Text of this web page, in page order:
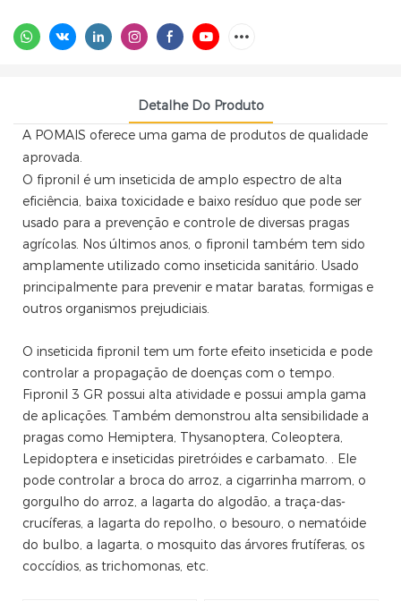
Detalhe Do Produto
A POMAIS oferece uma gama de produtos de qualidade
aprovada.
O fipronil é um inseticida de amplo espectro de alta
eficiência, baixa toxicidade e baixo resíduo que pode ser
usado para a prevenção e controle de diversas pragas
agrícolas. Nos últimos anos, o fipronil também tem sido
amplamente utilizado como inseticida sanitário. Usado
principalmente para prevenir e matar baratas, formigas e
outros organismos prejudiciais.
O inseticida fipronil tem um forte efeito inseticida e pode
controlar a propagação de doenças com o tempo.
Fipronil 3 GR possui alta atividade e possui ampla gama
de aplicações. Também demonstrou alta sensibilidade a
pragas como Hemiptera, Thysanoptera, Coleoptera,
Lepidoptera e inseticidas piretróides e carbamato. . Ele
pode controlar a broca do arroz, a cigarrinha marrom, o
gorgulho do arroz, a lagarta do algodão, a traça-das-
crucíferas, a lagarta do repolho, o besouro, o nematóide
do bulbo, a lagarta, o mosquito das árvores frutíferas, os
coccídios, as trichomonas, etc.